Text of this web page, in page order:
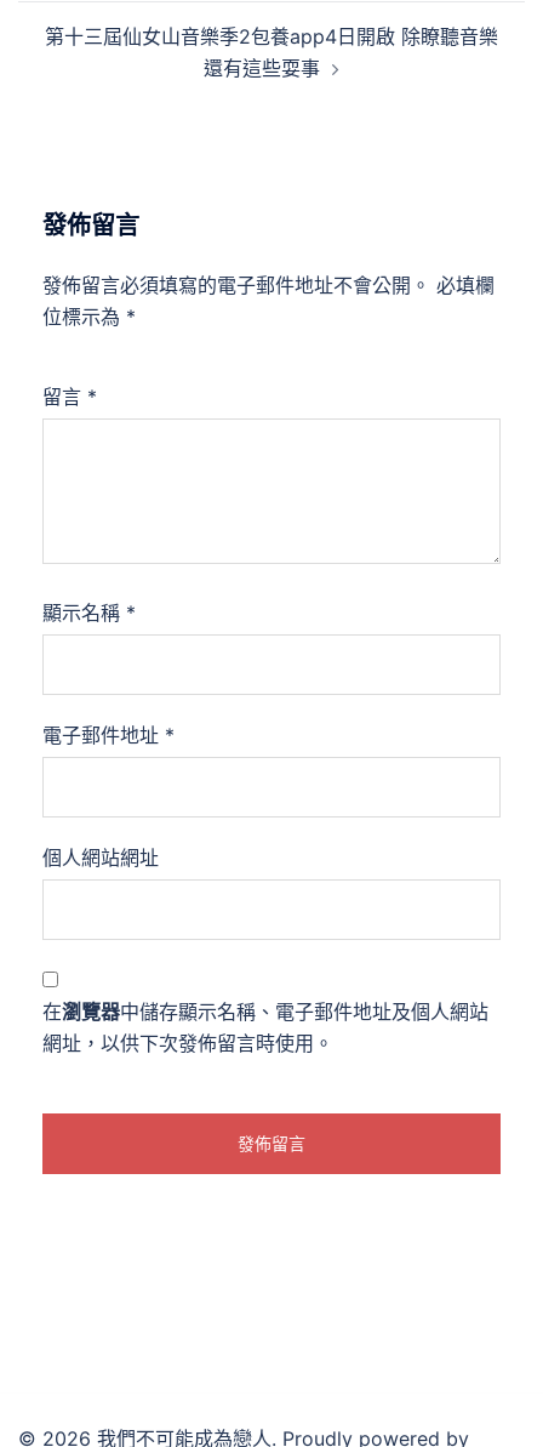
第十三屆仙女山音樂季2包養app4日開啟 除瞭聽音樂
還有這些耍事
發佈留言
發佈留言必須填寫的電子郵件地址不會公開。 必填欄
位標示為 *
留言 *
顯示名稱 *
電子郵件地址 *
個人網站網址
在瀏覽器中儲存顯示名稱、電子郵件地址及個人網站
網址，以供下次發佈留言時使用。
© 2026 我們不可能成為戀人. Proudly powered by